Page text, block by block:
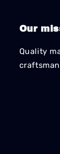
Our
Quality